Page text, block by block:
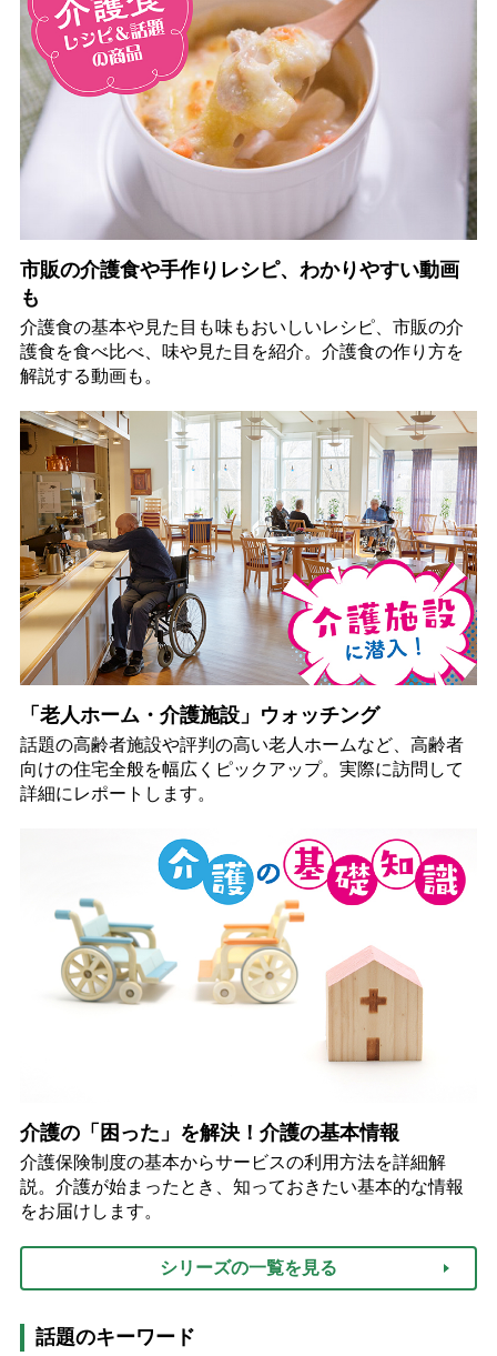
市販の介護食や手作りレシピ、わかりやすい動画
も
介護食の基本や見た目も味もおいしいレシピ、市販の介
護食を食べ比べ、味や見た目を紹介。介護食の作り方を
解説する動画も。
「老人ホーム・介護施設」ウォッチング
話題の高齢者施設や評判の高い老人ホームなど、高齢者
向けの住宅全般を幅広くピックアップ。実際に訪問して
詳細にレポートします。
介護の「困った」を解決！介護の基本情報
介護保険制度の基本からサービスの利用方法を詳細解
説。介護が始まったとき、知っておきたい基本的な情報
をお届けします。
シリーズの一覧を見る
話題のキーワード